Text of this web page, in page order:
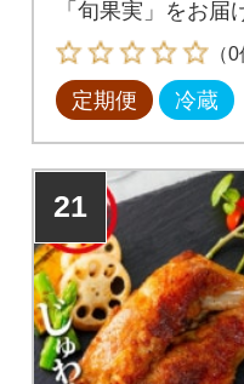
「旬果実」をお届
す!
（0
定期便 冷蔵
21